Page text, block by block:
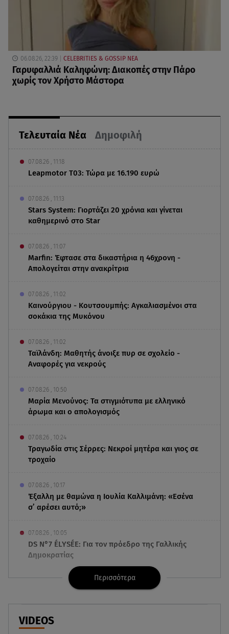
Τελευταία Νέα Δημοφιλή
07.08.26 , 11:18
Leapmotor T03: Τώρα με 16.190 ευρώ
07.08.26 , 11:13
Stars System: Γιορτάζει 20 χρόνια και γίνεται
καθημερινό στο Star
07.08.26 , 11:07
Marfin: Έφτασε στα δικαστήρια η 46χρονη -
Απολογείται στην ανακρίτρια
07.08.26 , 11:02
Καινούργιου - Κουτσουμπής: Αγκαλιασμένοι στα
σοκάκια της Μυκόνου
07.08.26 , 11:02
Ταϊλάνδη: Μαθητής άνοιξε πυρ σε σχολείο -
Αναφορές για νεκρούς
07.08.26 , 10:50
Μαρία Μενούνος: Τα στιγμιότυπα με ελληνικό
άρωμα και ο απολογισμός
07.08.26 , 10:24
Τραγωδία στις Σέρρες: Νεκροί μητέρα και γιος σε
τροχαίο
07.08.26 , 10:17
Έξαλλη με θαμώνα η Ιουλία Καλλιμάνη: «Εσένα
σ’ αρέσει αυτό;»
07.08.26 , 10:05
DS N°7 ÉLYSÉE: Για τον πρόεδρο της Γαλλικής
Δημοκρατίας
Νηστεία Δεκαπενταύγουστου: φτιάξτε παστίτσιο
με κιμά μανιταριών
07.08.26 , 09:47
Περισσότερα
VIDEOS
06.08.26, 22:39 CELEBRITIES & GOSSIP ΝΕΑ
Γαρυφαλλιά Καληφώνη: Διακοπές στην Πάρο
χωρίς τον Χρήστο Μάστορα